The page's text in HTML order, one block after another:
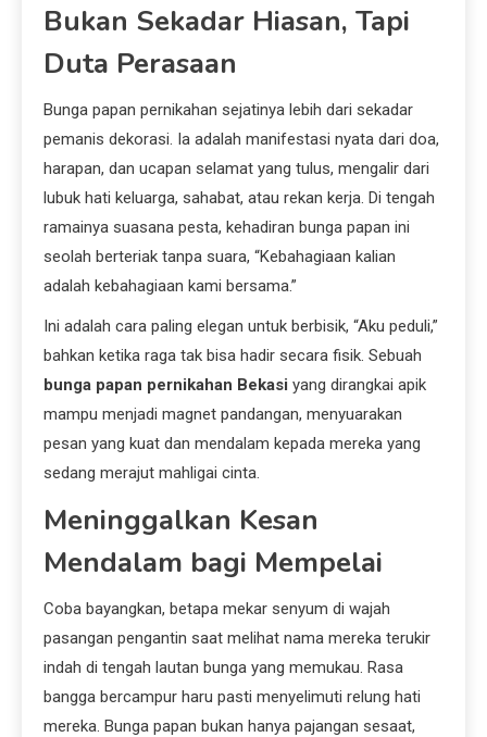
Bukan Sekadar Hiasan, Tapi
Duta Perasaan
Bunga papan pernikahan sejatinya lebih dari sekadar
pemanis dekorasi. Ia adalah manifestasi nyata dari doa,
harapan, dan ucapan selamat yang tulus, mengalir dari
lubuk hati keluarga, sahabat, atau rekan kerja. Di tengah
ramainya suasana pesta, kehadiran bunga papan ini
seolah berteriak tanpa suara, “Kebahagiaan kalian
adalah kebahagiaan kami bersama.”
Ini adalah cara paling elegan untuk berbisik, “Aku peduli,”
bahkan ketika raga tak bisa hadir secara fisik. Sebuah
bunga papan pernikahan Bekasi yang dirangkai apik
mampu menjadi magnet pandangan, menyuarakan
pesan yang kuat dan mendalam kepada mereka yang
sedang merajut mahligai cinta.
Meninggalkan Kesan
Mendalam bagi Mempelai
Coba bayangkan, betapa mekar senyum di wajah
pasangan pengantin saat melihat nama mereka terukir
indah di tengah lautan bunga yang memukau. Rasa
bangga bercampur haru pasti menyelimuti relung hati
mereka. Bunga papan bukan hanya pajangan sesaat,